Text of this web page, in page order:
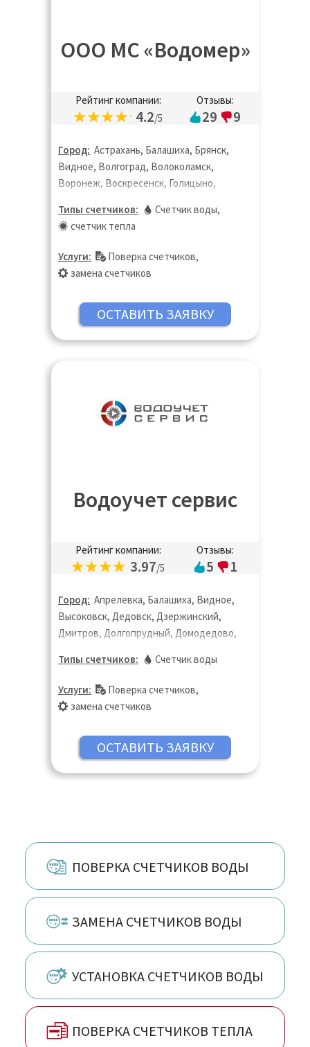
ООО МС «Водомер»
Рейтинг компании:
4.2/5
Отзывы:
29 9
Город: Астрахань, Балашиха, Брянск,
Видное, Волгоград, Волоколамск,
Воронеж, Воскресенск, Голицыно,
Дмитров, Долгопрудный, Домодедово,
Дубна, Екатеринбург, Жуковский,
Зарайск, Звенигород, Иваново,
Ивантеевка, Ижевск, Истра, Казань,
Калининград, Калуга, Кашира, Кинешма,
Киров, Клин, Коломна, Королёв,
Кострома, Котельники, Красногорск,
Краснодар, Краснодар, Краснозаводск,
Новгород, Оренбург, Пенза, Пермь,
Пушкино, Реутов, Ростов-на Дону,
Типы счетчиков: Счетчик воды,
счетчик тепла
Услуги: Поверка счетчиков,
замена счетчиков
Водоучет сервис
Рейтинг компании:
3.97/5
Отзывы:
5 1
Город: Апрелевка, Балашиха, Видное,
Высоковск, Дедовск, Дзержинский,
Дмитров, Долгопрудный, Домодедово,
Ивантеевка, Истра, Калуга, Клин,
Королёв, Котельники, Красногорск,
Краснозаводск, Краснознаменск, Кубинка,
Лобня, Лыткарино, Люберцы, Москва,
Мытищи, Ногинск, Одинцово, Павловский
Посад, Пересвет, Протвино, Пушкино,
Раменское, Реутов, Сергиев Посад,
Типы счетчиков: Счетчик воды
Услуги: Поверка счетчиков,
замена счетчиков
ПОВЕРКА СЧЕТЧИКОВ ВОДЫ
ЗАМЕНА СЧЕТЧИКОВ ВОДЫ
УСТАНОВКА СЧЕТЧИКОВ ВОДЫ
ПОВЕРКА СЧЕТЧИКОВ ТЕПЛА